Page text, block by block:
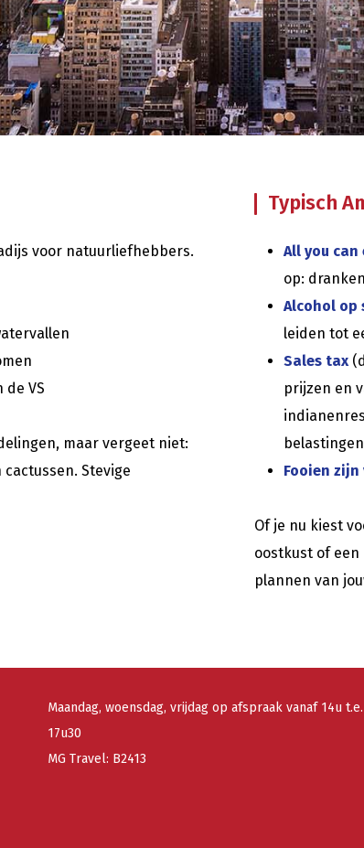
voor natuurliefhebbers.
VS
maar vergeet niet:
Stevige
Typisch
All you can
op:
Alcohol op
leiden tot
Sales tax
prijzen en
Fooien
Of je nu kiest
oostkust of
plannen van
Maandag, woensdag, vrijdag op afspraak vanaf 14u
17u30
MG Travel: B2413